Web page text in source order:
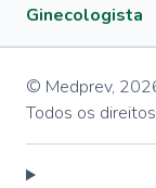
Ginecologista
© Medprev,
Todos os